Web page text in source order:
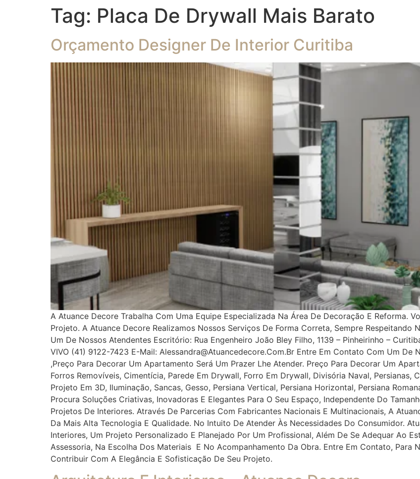
Tag: Placa De Drywall Mais Barato
Orçamento Designer De Interior Curitiba
A Atuance Decore Trabalha Com Uma Equipe Especializada Na Área De Decoração E Reforma.
Projeto. A Atuance Decore Realizamos Nossos Serviços De Forma Correta, Sempre Respeitando
Um De Nossos Atendentes Escritório: Rua Engenheiro João Bley Filho, 1139 – Pinheirinho –
VIVO (41) 9122-7423 E-Mail: Alessandra@atuancedecore.com.br Entre Em Contato Com Um De
,Preço Para Decorar Um Apartamento Será Um Prazer Lhe Atender. Preço Para Decorar Um
Forros Removíveis, Cimentícia, Parede Em Drywall, Forro Em Drywall, Divisória Naval,
Projeto Em 3D, Iluminação, Sancas, Gesso, Persiana Vertical, Persiana Horizontal, Persiana
Procura Soluções Criativas, Inovadoras E Elegantes Para O Seu Espaço, Independente Do
Projetos De Interiores. Através De Parcerias Com Fabricantes Nacionais E Multinacionais, A
Da Mais Alta Tecnologia E Qualidade. No Intuito De Atender Às Necessidades Do Consumidor.
Interiores, Um Projeto Personalizado E Planejado Por Um Profissional, Além De Se Adequar Ao
Assessoria, Na Escolha Dos Materiais E No Acompanhamento Da Obra. Entre Em Contato, Para
Contribuir Com A Elegância E Sofisticação De Seu Projeto.